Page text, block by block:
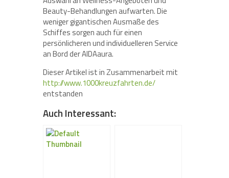
Beauty-Behandlungen aufwarten. Die
weniger gigantischen Ausmaße des
Schiffes sorgen auch für einen
persönlicheren und individuelleren Service
an Bord der AIDAaura.
Dieser Artikel ist in Zusammenarbeit mit
http://www.1000kreuzfahrten.de/
entstanden
Auch Interessant: